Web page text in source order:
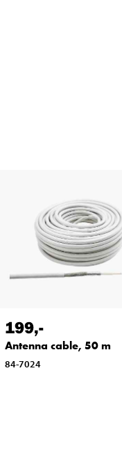
199,-
Antenna cable, 50 m
84-7024